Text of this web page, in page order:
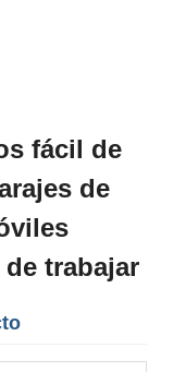
fácil de
de
trabajar